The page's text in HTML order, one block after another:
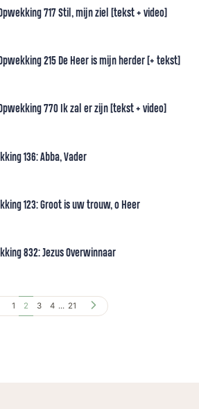
717 Stil, mijn ziel [tekst + video]
215 De Heer is mijn herder [+ tekst]
770 Ik zal er zijn [tekst + video]
136: Abba, Vader
123: Groot is uw trouw, o Heer
832: Jezus Overwinnaar
1 2 3 4 ... 21